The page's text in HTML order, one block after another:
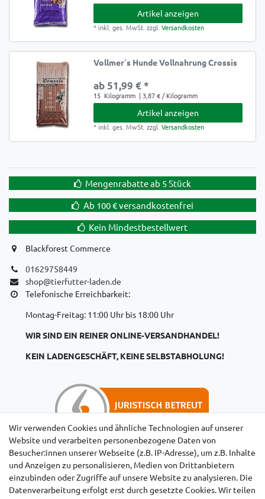
Artikel anzeigen
* inkl. ges. MwSt. zzgl.Versandkosten
Vollmer´s Hunde Vollnahrung Crossis
ab 51,99 € *
15 Kilogramm | 3,87 € / Kilogramm
Artikel anzeigen
* inkl. ges. MwSt. zzgl.Versandkosten
Mengenrabatte ab 5 Stück
Ab 100 € versandkostenfrei
Kein Mindestbestellwert
Blackforest Commerce
01629758449
shop@tierfutter-laden.de
Telefonische Erreichbarkeit:
Montag-Freitag: 11:00 Uhr bis 18:00 Uhr
WIR SIND EIN REINER ONLINE-VERSANDHANDEL!
KEIN LADENGESCHÄFT, KEINE SELBSTABHOLUNG!
Hinweise für Käufer aus der Schweiz
Wir verwenden Cookies und ähnliche Technologien auf unserer
Website und verarbeiten personenbezogene Daten von
Besucher:innen unserer Webseite (z.B. IP-Adresse), um z.B. Inhalte
und Anzeigen zu personalisieren, Medien von Drittanbietern
einzubinden oder Zugriffe auf unsere Website zu analysieren. Die
Datenverarbeitung erfolgt erst durch gesetzte Cookies. Wir teilen